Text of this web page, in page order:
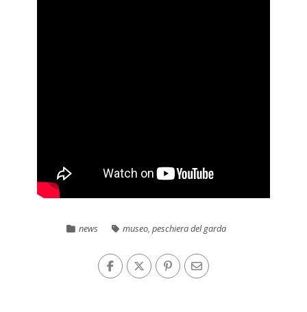
news museo,peschiera del garda